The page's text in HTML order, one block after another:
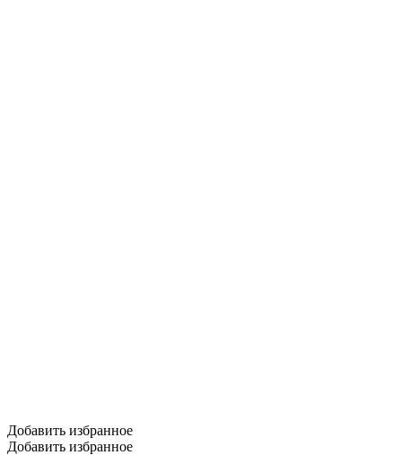
Добавить избранное
Добавить избранное